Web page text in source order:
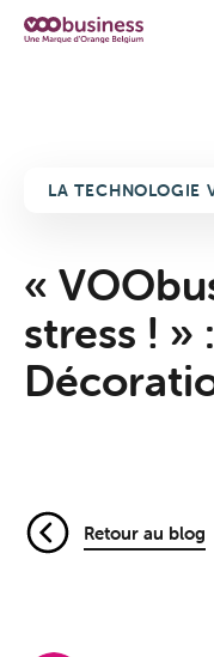
LA TECHNOLOGIE
«
stress ! »
Retour au blog